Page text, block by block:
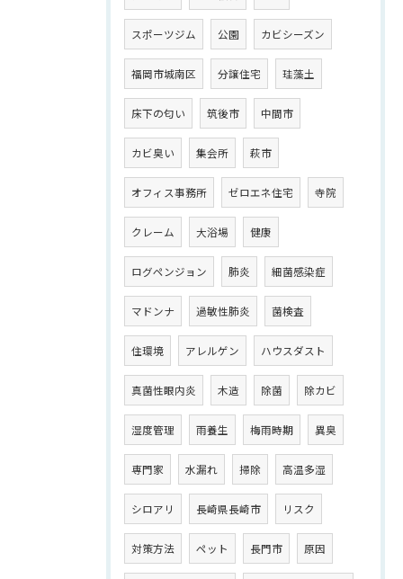
スポーツジム 公園 カビシーズン
福岡市城南区 分譲住宅 珪藻土
床下の匂い 筑後市 中間市
カビ臭い 集会所 萩市
オフィス事務所 ゼロエネ住宅 寺院
クレーム 大浴場 健康
ログペンジョン 肺炎 細菌感染症
マドンナ 過敏性肺炎 菌検査
住環境 アレルゲン ハウスダスト
真菌性眼内炎 木造 除菌 除カビ
湿度管理 雨養生 梅雨時期 異臭
専門家 水漏れ 掃除 高温多湿
シロアリ 長崎県長崎市 リスク
対策方法 ペット 長門市 原因